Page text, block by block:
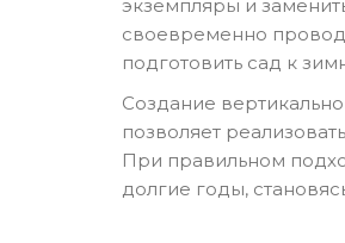
экземпляры и
своевременно
подготовить сад к
Создание
позволяет
При правильном
долгие годы,